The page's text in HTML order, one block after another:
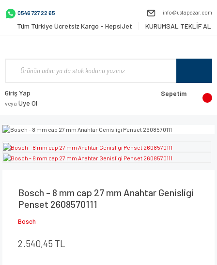
0546 727 22 65 info@ustapazar.com
Tüm Türkiye Ücretsiz Kargo - HepsiJet KURUMSAL TEKLİF AL
Giriş Yap
veya Üye Ol
Sepetim
Bosch - 8 mm cap 27 mm Anahtar Genisligi
Penset 2608570111
Bosch
2.540,45 TL